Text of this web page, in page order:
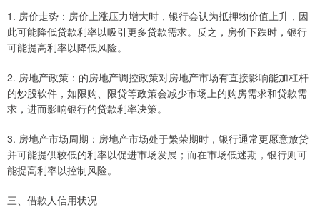
1. 房价走势：房价上涨压力增大时，银行会认为抵押物价值上升，因
此可能降低贷款利率以吸引更多贷款需求。反之，房价下跌时，银行
可能提高利率以降低风险。
2. 房地产政策：的房地产调控政策对房地产市场有直接影响能加杠杆
的炒股软件，如限购、限贷等政策会减少市场上的购房需求和贷款需
求，进而影响银行的贷款利率决策。
3. 房地产市场周期：房地产市场处于繁荣期时，银行通常更愿意放贷
并可能提供较低的利率以促进市场发展；而在市场低迷期，银行则可
能提高利率以控制风险。
三、借款人信用状况